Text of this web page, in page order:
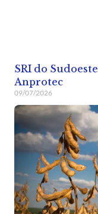
SRI do
Anprotec
09/07/2026